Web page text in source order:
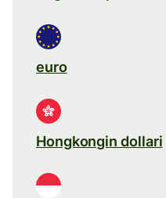
euro
Hongkongin dollari